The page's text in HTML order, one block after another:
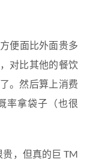
便面比外面贵多
对比其他的餐饮
。然后算上消费
率拿袋子（也很
，但真的巨 TM